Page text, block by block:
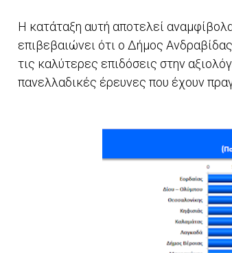
Η κατάταξη αυτή αποτελεί
επιβεβαιώνει ότι ο Δήμος
τις καλύτερες επιδόσεις στην
πανελλαδικές έρευνες που έχουν